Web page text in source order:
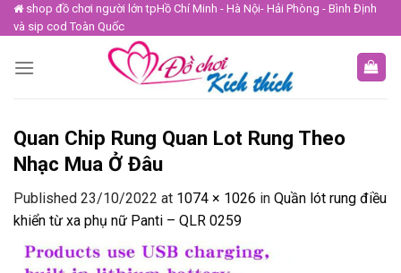
Skip
to
shop đồ chơi người lớn tpHồ Chí Minh - Hà Nội- Hải Phòng - Bình Định
và sip cod Toàn Quốc
Quan Chip Rung Quan Lot Rung Theo
Nhạc Mua Ở Đâu
Published 23/10/2022 at 1074 × 1026 in Quần lót rung điều
khiển từ xa phụ nữ Panti – QLR 0259